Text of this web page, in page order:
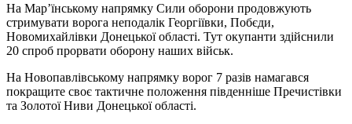
На Мар’їнському напрямку Сили оборони продовжують
стримувати ворога неподалік Георгіївки, Побєди,
Новомихайлівки Донецької області. Тут окупанти здійснили
20 спроб прорвати оборону наших військ.
На Новопавлівському напрямку ворог 7 разів намагався
покращите своє тактичне положення південніше Пречистівки
та Золотої Ниви Донецької області.